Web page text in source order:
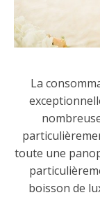
La
toute une
boisson de